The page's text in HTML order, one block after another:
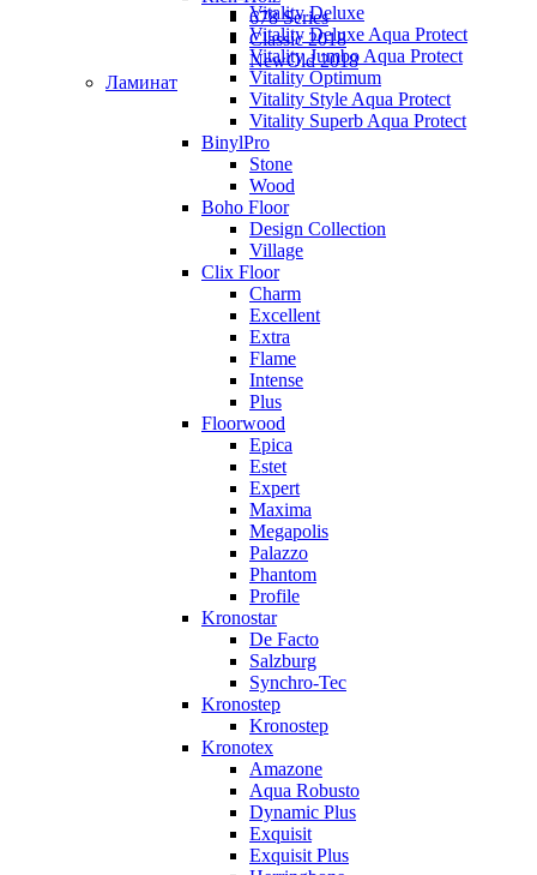
678 Series
Classic 2018
NewOld 2018
Ламинат
Vitality Deluxe
Vitality Deluxe Aqua Protect
Vitality Jumbo Aqua Protect
Vitality Optimum
Vitality Style Aqua Protect
Vitality Superb Aqua Protect
BinylPro
Stone
Wood
Boho Floor
Design Collection
Village
Clix Floor
Charm
Excellent
Extra
Flame
Intense
Plus
Floorwood
Epica
Estet
Expert
Maxima
Megapolis
Palazzo
Phantom
Profile
Kronostar
De Facto
Salzburg
Synchro-Tec
Kronostep
Kronostep
Kronotex
Amazone
Aqua Robusto
Dynamic Plus
Exquisit
Exquisit Plus